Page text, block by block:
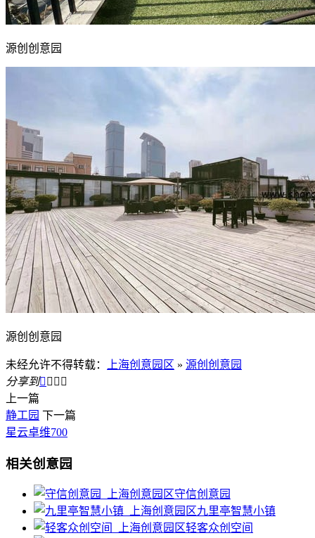
源创创意园
源创创意园
未经允许不得转载： 上海创意园区 » 源创创意园
分享到   
上一篇
静工园 下一篇
星云卓维700
相关创意园
守信创意园
九里亭智慧小镇
轻客众创空间